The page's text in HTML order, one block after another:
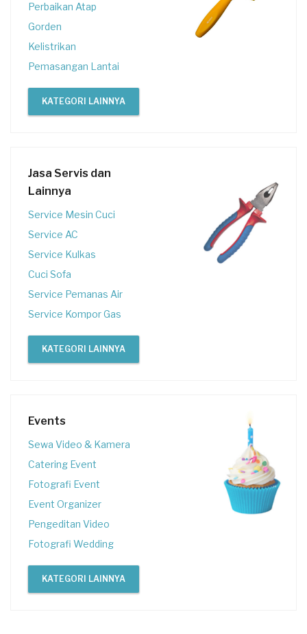
Perbaikan Atap
Gorden
Kelistrikan
Pemasangan Lantai
KATEGORI LAINNYA
Jasa Servis dan
Lainnya
Service Mesin Cuci
Service AC
Service Kulkas
Cuci Sofa
Service Pemanas Air
Service Kompor Gas
KATEGORI LAINNYA
Events
Sewa Video & Kamera
Catering Event
Fotografi Event
Event Organizer
Pengeditan Video
Fotografi Wedding
KATEGORI LAINNYA